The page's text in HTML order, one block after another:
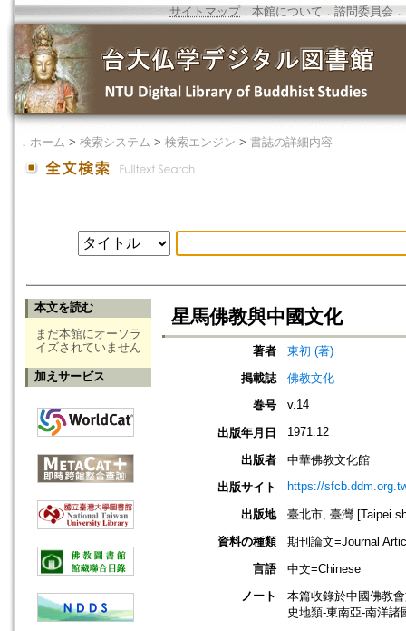
サイトマップ．本館について ． 諮問委員会 ．
． ホーム > 検索システム > 検索エンジン > 書誌の詳細内容
本文を読む
まだ本館にオーソラ
イズされていません
加えサービス
星馬佛教與中國文化
著者
東初 (著)
掲載誌
佛教文化
巻号
v.14
出版年月日 1971.12
出版者
中華佛教文化館
出版サイト
https://
出版地
臺北市, 臺灣 [Taipei
資料の種類
期刊論文=Journal
言語
中文=Chinese
ノート
本篇收錄於中國佛教
史地類-東南亞-南洋諸